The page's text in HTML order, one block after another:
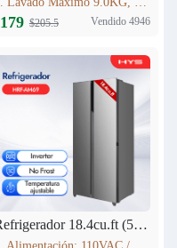
179 $205.5 Vendido 4946
Refrigerador 18.4cu.ft (521L) Inverter HRF-AM69